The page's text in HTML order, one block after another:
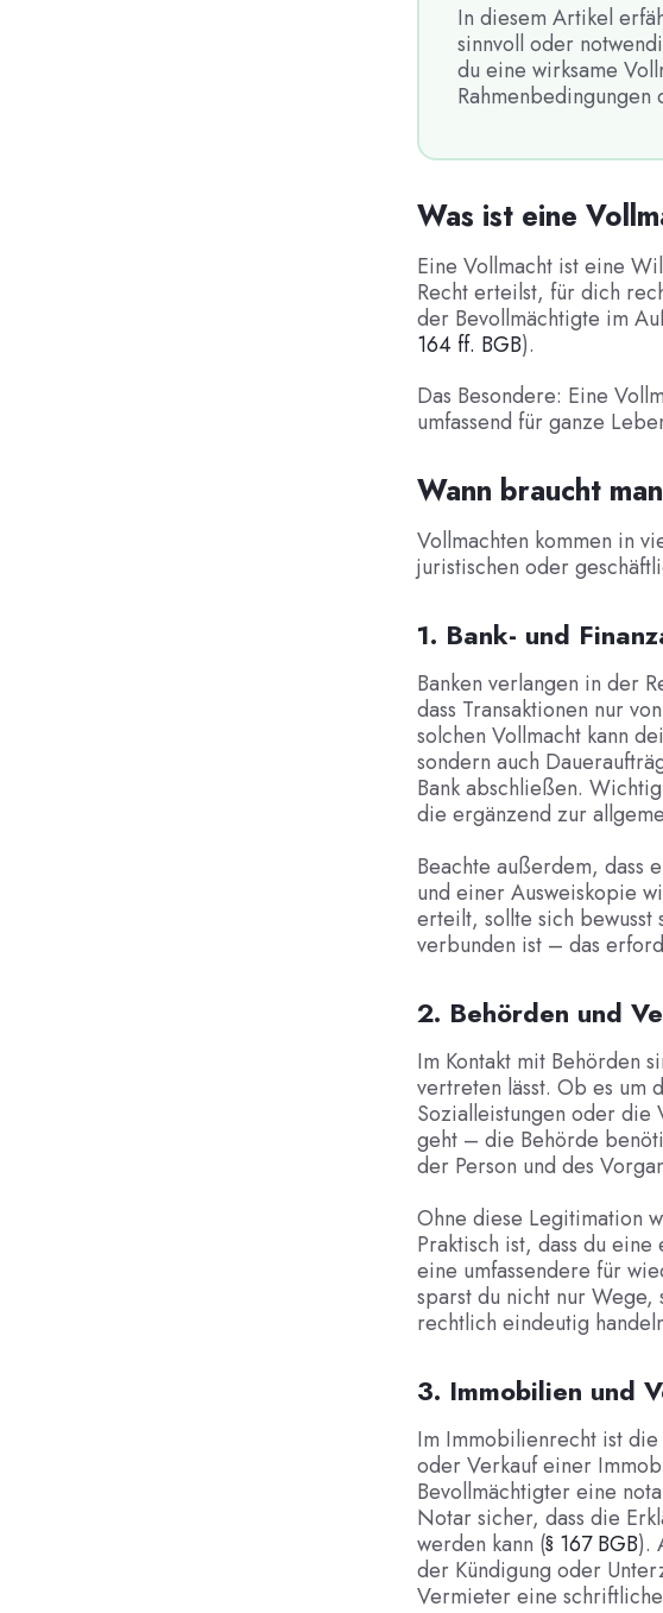
In diesem Artikel
sinnvoll oder
du eine wirksame
Rahmenbedingungen
Was ist eine
Eine Vollmacht ist eine
Recht erteilst, für dich
der Bevollmächtigte im
164 ff. BGB).
Das Besondere: Eine
umfassend für ganze
Wann braucht
Vollmachten kommen in
juristischen oder
1. Bank- und
Banken verlangen in der
dass Transaktionen nur
solchen Vollmacht kann
sondern auch
Bank abschließen.
die ergänzend zur
Beachte außerdem, dass
und einer Ausweiskopie
erteilt, sollte sich bewusst
verbunden ist – das
2. Behörden und
Im Kontakt mit Behörden
vertreten lässt. Ob es um
Sozialleistungen oder die
geht – die Behörde
der Person und des
Ohne diese Legitimation
Praktisch ist, dass du
eine umfassendere für
sparst du nicht nur
rechtlich eindeutig
3. Immobilien und
Im Immobilienrecht ist
oder Verkauf einer
Bevollmächtigter eine
Notar sicher, dass die
werden kann (§ 167 BGB).
der Kündigung oder
Vermieter eine